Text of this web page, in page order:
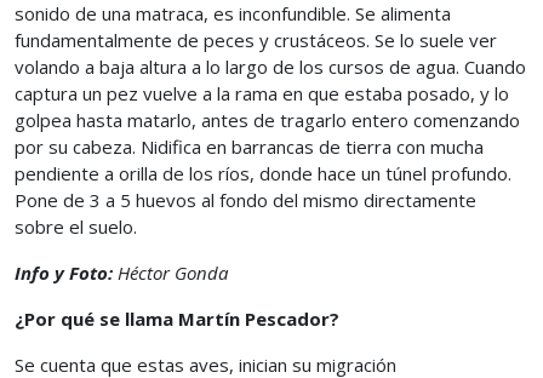
sonido de una matraca, es inconfundible. Se alimenta
fundamentalmente de peces y crustáceos. Se lo suele ver
volando a baja altura a lo largo de los cursos de agua. Cuando
captura un pez vuelve a la rama en que estaba posado, y lo
golpea hasta matarlo, antes de tragarlo entero comenzando
por su cabeza. Nidifica en barrancas de tierra con mucha
pendiente a orilla de los ríos, donde hace un túnel profundo.
Pone de 3 a 5 huevos al fondo del mismo directamente
sobre el suelo.
Info y Foto: Héctor Gonda
¿Por qué se llama Martín Pescador?
Se cuenta que estas aves, inician su migración